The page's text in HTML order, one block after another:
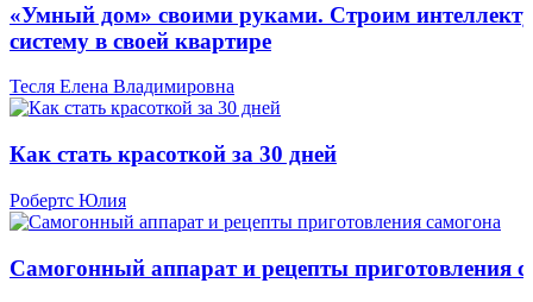
«Умный дом» своими руками. Строим
систему в своей квартире
Тесля Елена Владимировна
Как стать красоткой за 30 дней
Робертс Юлия
Самогонный аппарат и рецепты приготовления